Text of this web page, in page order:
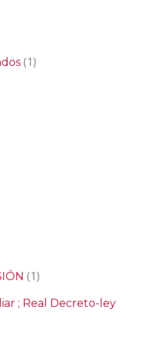
(1)
(1)
; Real Decreto-ley